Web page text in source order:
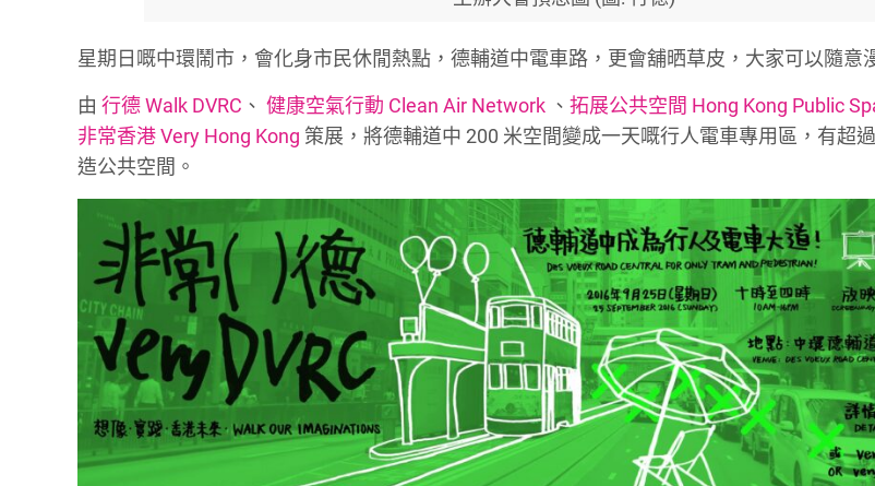
星期日嘅中環鬧市，會化身市民休閒熱點，德輔道中電車路，更會舖晒草皮，大家可以隨意
由行德 Walk DVRC 、健康空氣行動 Clean Air Network 、拓展公共空間 Hong Kong Public
非常香港 Very Hong Kong 策展，將德輔道中 200 米空間變成一天嘅行人電車專用區，有超
造公共空間。